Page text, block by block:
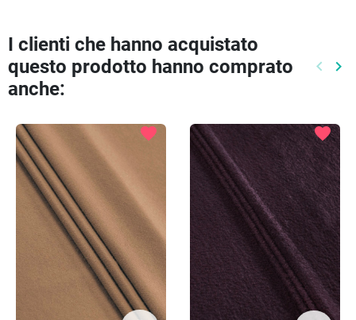
I clienti che hanno acquistato
questo prodotto hanno comprato
anche:
keyboard_arrow_left keyboard_arrow_right
favorite favorite